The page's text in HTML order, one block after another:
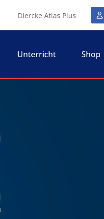
Diercke Atlas Plus
Unterricht Shop